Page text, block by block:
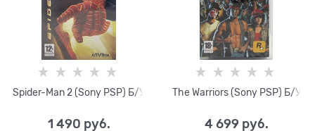
Spider-Man 2 (Sony PSP) Б/У
1 490 руб.
The Warriors (Sony PSP) Б/У
4 699 руб.